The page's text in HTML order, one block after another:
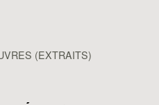
(EXTRAITS)